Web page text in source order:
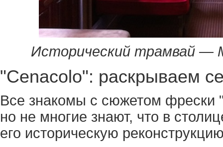
Исторический трамвай —
"Cenacolo": раскрываем
Все знакомы с сюжетом фрески
но не многие знают, что в
его историческую